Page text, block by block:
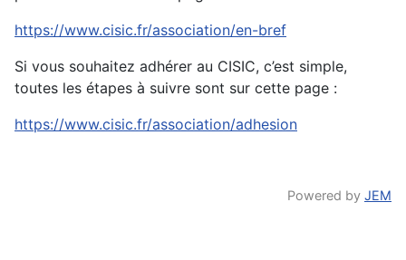
https://www.cisic.fr/association/en-bref
Si vous souhaitez adhérer au CISIC, c’est simple,
toutes les étapes à suivre sont sur cette page :
https://www.cisic.fr/association/adhesion
Powered by JEM